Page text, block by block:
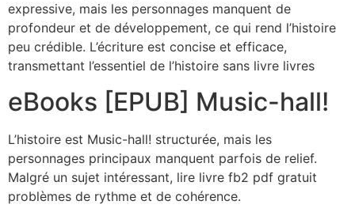
expressive, mais les personnages manquent de
profondeur et de développement, ce qui rend l’histoire
peu crédible. L’écriture est concise et efficace,
transmettant l’essentiel de l’histoire sans livre livres
eBooks [EPUB] Music-hall!
L’histoire est Music-hall! structurée, mais les
personnages principaux manquent parfois de relief.
Malgré un sujet intéressant, lire livre fb2 pdf gratuit
problèmes de rythme et de cohérence.